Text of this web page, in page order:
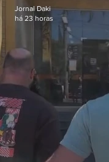
Jornal Daki
há 23 horas